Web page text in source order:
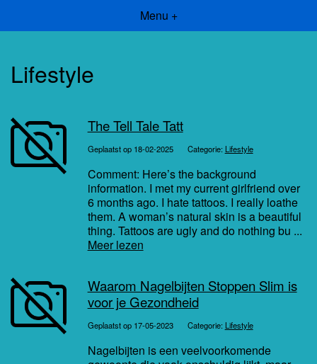
Menu +
Lifestyle
The Tell Tale Tatt
Geplaatst op 18-02-2025 Categorie: Lifestyle
Comment: Here’s the background
information. I met my current girlfriend over
6 months ago. I hate tattoos. I really loathe
them. A woman’s natural skin is a beautiful
thing. Tattoos are ugly and do nothing bu ...
Meer lezen
Waarom Nagelbijten Stoppen Slim is
voor je Gezondheid
Geplaatst op 17-05-2023 Categorie: Lifestyle
Nagelbijten is een veelvoorkomende